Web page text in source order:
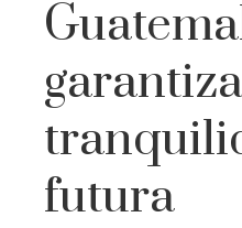
futura